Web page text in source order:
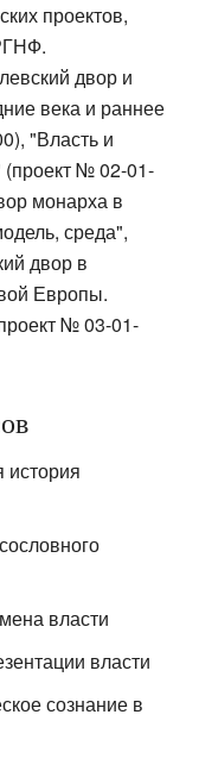
проектов,
двор и
века и раннее
"Власть и
(проект № 02-01-
монарха в
среда",
двор в
Европы.
№ 03-01-
история
власти
власти
сознание в